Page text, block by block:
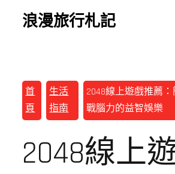
浪漫旅行札記
首
頁
生活
指南
2048線上遊戲推薦
戰腦力的益智娛樂
2048線上